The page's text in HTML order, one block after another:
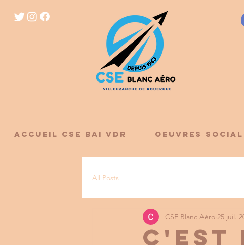
ACCUEIL CSE BAI VDR OEUVRES
All Posts
C'EST
CSE Blanc Aéro 25 juil.